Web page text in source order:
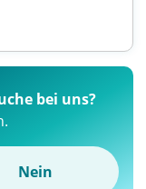
bei uns?
Nein